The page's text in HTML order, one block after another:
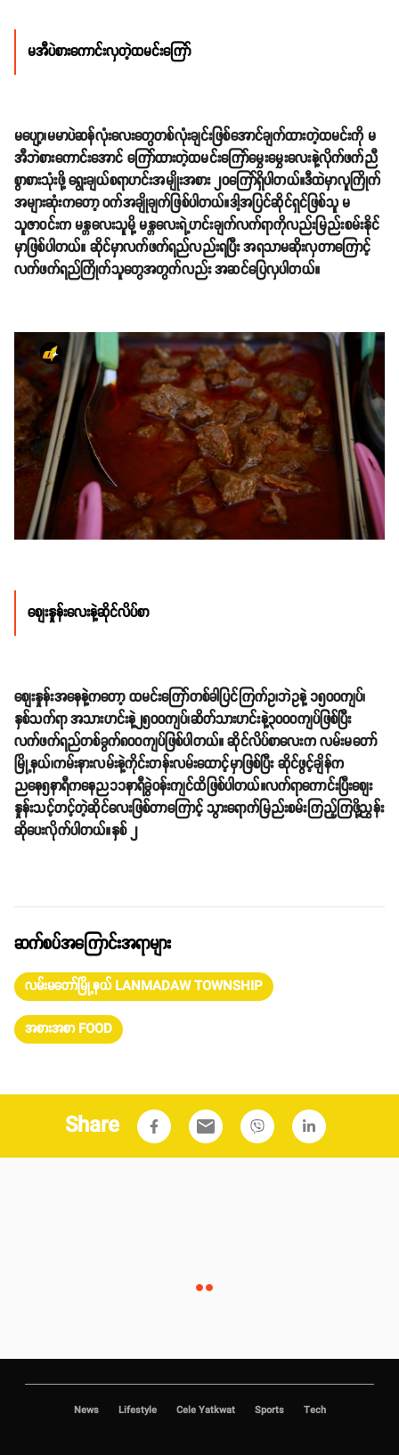
မအီပဲစားကောင်းလှတဲ့ထမင်းကြော်
မပျော့၊မမာပဲဆန်လုံးလေးတွေတစ်လုံးချင်းဖြစ်အောင်ချက်ထားတဲ့ထမင်းကို မ
အီဘဲစားကောင်းအောင် ကြော်ထားတဲ့ထမင်းကြော်မွှေးမွှေးလေးနဲ့လိုက်ဖက်ညီ
စွာစားသုံးဖို့ ရွေးချယ်စရာဟင်းအမျိုးအစား ၂၀ကြော်ရှိပါတယ်။ဒီထဲမှာလူကြိုက်
အများဆုံးကတော့ ဝက်အချိုချက်ဖြစ်ပါတယ်။ဒါ့အပြင်ဆိုင်ရှင်ဖြစ်သူ မ
သူဇာ၀င်းက မန္တလေးသူမို့ မန္တလေးရဲ့ဟင်းချက်လက်ရာကိုလည်းမြည်းစမ်းနိုင်
မှာဖြစ်ပါတယ်။ ဆိုင်မှာလက်ဖက်ရည်လည်းရပြီး အရသာမဆိုးလှတာကြောင့်
လက်ဖက်ရည်ကြိုက်သူတွေအတွက်လည်း အဆင်ပြေလှပါတယ်။
စျေးနှုန်းလေးနဲ့ဆိုင်လိပ်စာ
စျေးနှုန်းအနေနဲ့ကတော့ ထမင်းကြော်တစ်ခါပြင်ကြက်ဥ၊ဘဲဥနဲ့ ၁၅၀၀ကျပ်၊
နှစ်သက်ရာ အသားဟင်းနဲ့၂၅၀၀ကျပ်၊ဆိတ်သားဟင်းနဲ့၃၀၀၀ကျပ်ဖြစ်ပြီး
လက်ဖက်ရည်တစ်ခွက်၈၀၀ကျပ်ဖြစ်ပါတယ်။ ဆိုင်လိပ်စာလေးက လမ်းမတော်
မြို့နယ်၊ကမ်းနားလမ်းနဲ့ကိုင်းတန်းလမ်းထောင့်မှာဖြစ်ပြီး ဆိုင်ဖွင့်ချိန်က
ညနေ၅နာရီကနေည၁၁နာရီခွဲဝန်းကျင်ထိဖြစ်ပါတယ်။လက်ရာကောင်းပြီးစျေး
နှုန်းသင့်တင့်တဲ့ဆိုင်လေးဖြစ်တာကြောင့် သွားရောက်မြည်းစမ်းကြည့်ကြဖို့ညွန်း
ဆိုပေးလိုက်ပါတယ်။နှစ် ၂
ဆက်စပ်အကြောင်းအရာများ
လမ်းမတော်မြို့နယ် LANMADAW TOWNSHIP
အစားအစာ FOOD
Share email
News Lifestyle Cele Yatkwat Sports Tech